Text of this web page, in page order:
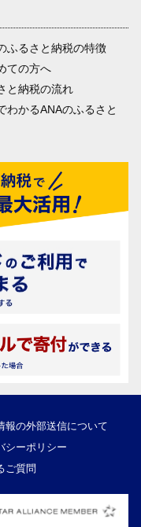
ふるさと納税の特徴
ての方へ
と納税の流れ
わかるANAのふるさと
報の外部送信について
シーポリシー
ご質問